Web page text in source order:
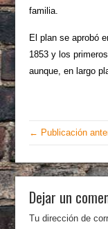
familia.
El plan se aprobó
1853 y los
aunque, en largo
← Publicación
Dejar un
Tu dirección de